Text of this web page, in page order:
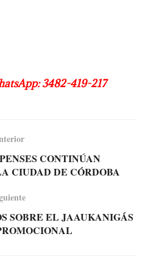
3482-419-217
CONTINÚAN
CIUDAD DE CÓRDOBA
SOBRE EL JAAUKANIGÁS